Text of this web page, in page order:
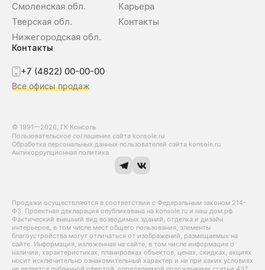
Смоленская обл.
Тверская обл.
Нижегородская обл.
Карьера
Контакты
Контакты
+7 (4822) 00-00-00
Все офисы продаж
© 1991—2026, ГК Консоль
Пользовательское соглашение сайта konsole.ru
Обработка персональных данных пользователей сайта konsole.ru
Антикоррупционная политика
Продажи осуществляются в соответствии с Федеральным законом 214-
Ф3. Проектная декларация опубликована на konsole.ru и наш.дом.рф.
Фактический внешний вид возводимых зданий, отделка и дизайн
интерьеров, в том числе мест общего пользования, элементы
благоустройства могут отличаться от изображений, размещаемых на
сайте. Информация, изложенная на сайте, в том числе информация о
наличии, характеристиках, планировках объектов, ценах, скидках, акциях
носит исключительно ознакомительный характер и ни при каких условиях